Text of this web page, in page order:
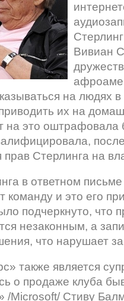
Вивиан
на людях
их на
на это оштрафовала
Стерлинга на
в ответном
команду и это его
подчеркнуто, что
незаконным, а
что нарушает
также является
о продаже клуба
/Microsoft/ Стиву